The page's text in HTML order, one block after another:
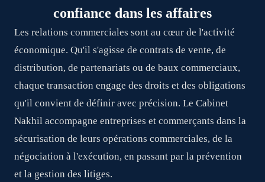
confiance dans les affaires
Les relations commerciales sont au cœur de l'activité
économique. Qu'il s'agisse de contrats de vente, de
distribution, de partenariats ou de baux commerciaux,
chaque transaction engage des droits et des obligations
qu'il convient de définir avec précision. Le Cabinet
Nakhil accompagne entreprises et commerçants dans la
sécurisation de leurs opérations commerciales, de la
négociation à l'exécution, en passant par la prévention
et la gestion des litiges.